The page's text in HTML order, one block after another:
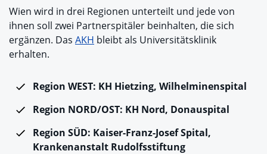
Wien wird in drei Regionen unterteilt und jede von
ihnen soll zwei Partnerspitäler beinhalten, die sich
ergänzen. Das AKH bleibt als Universitätsklinik
erhalten.
Region WEST: KH Hietzing, Wilhelminenspital
Region NORD/OST: KH Nord, Donauspital
Region SÜD: Kaiser-Franz-Josef Spital,
Krankenanstalt Rudolfsstiftung